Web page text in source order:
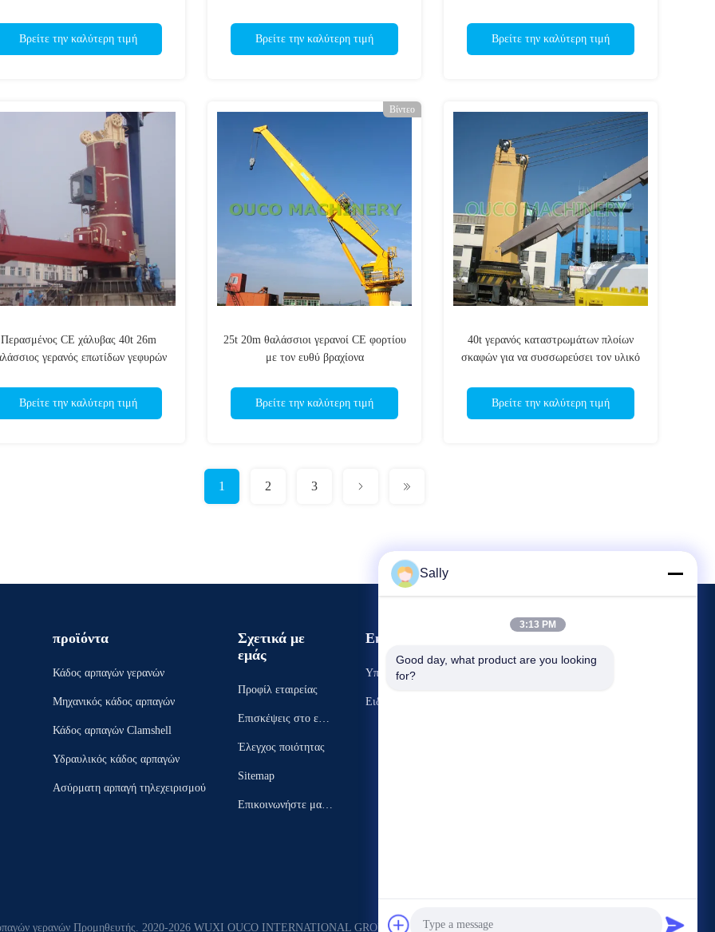
Βρείτε την καλύτερη τιμή Βρείτε την καλύτερη τιμή Βρείτε την καλύτερη τιμή
Περασμένος CE χάλυβας 40t 26m
γερανός επωτίδων γεφυρών
Βρείτε την καλύτερη τιμή
Βίντεο
25t 20m θαλάσσιοι γερανοί CE φορτίου
με τον ευθύ βραχίονα
Βρείτε την καλύτερη τιμή
40t γερανός καταστρωμάτων πλοίων
σκαφών για να συσσωρεύσει τον υλικό
Βρείτε την καλύτερη τιμή
1 2 3
προϊόντα
Κάδος αρπαγών γερανών
Μηχανικός κάδος αρπαγών
Κάδος αρπαγών Clamshell
Υδραυλικός κάδος αρπαγών
Ασύρματη αρπαγή τηλεχειρισμού
Σχετικά με
εμάς
Προφίλ εταιρείας
Επισκέψεις στο εργ
Έλεγχος ποιότητας
Sitemap
Επικοινωνήστε μαζί
Εκδηλώσεις
Υποθέσεις
Ειδήσεις
γερανών Προμηθευτής. 2020-2026 WUXI OUCO INTERNATIONAL GROUP CO., LTD Όλα τα δικαιώματα διατηρούνται.
Sally
3:13 PM
Good day, what product are you looking
for?